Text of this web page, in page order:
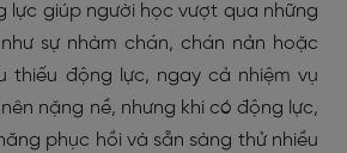
lực giúp người học vượt qua những
sự nhàm chán, chán nản hoặc
thiếu động lực, ngay cả nhiệm vụ
nặng nề, nhưng khi có động lực,
phục hồi và sẵn sàng thử nhiều